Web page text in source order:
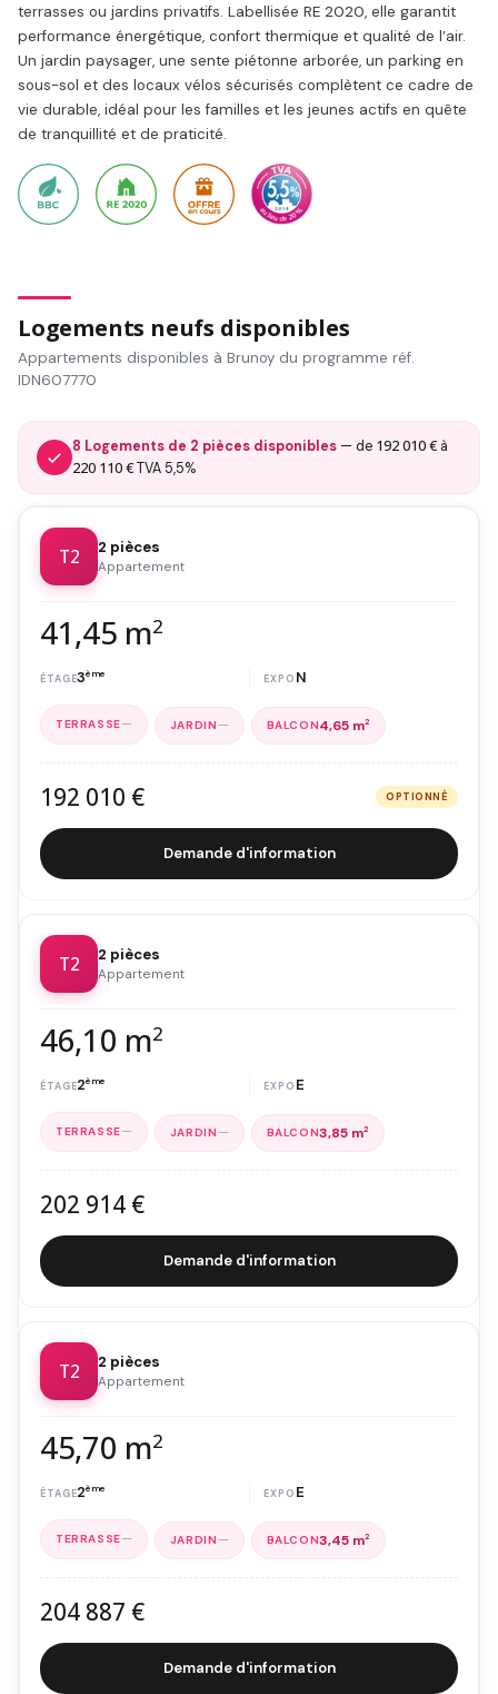
terrasses ou jardins privatifs. Labellisée RE 2020, elle garantit
performance énergétique, confort thermique et qualité de l’air.
Un jardin paysager, une sente piétonne arborée, un parking en
sous-sol et des locaux vélos sécurisés complètent ce cadre de
vie durable, idéal pour les familles et les jeunes actifs en quête
de tranquillité et de praticité.
Logements neufs disponibles
Appartements disponibles à Brunoy du programme réf.
IDN607770
8 Logements de 2 pièces disponibles — de 192 010 € à
220 110 €TVA 5,5%
T2 2 pièces
Appartement
41,45 m2
3ème N
— — 4,65 m2
192 010 € OPTIONNÉ
Demande d'information
T2 2 pièces
Appartement
46,10 m2
2ème E
— — 3,85 m2
202 914 €
Demande d'information
T2 2 pièces
Appartement
45,70 m2
2ème E
— — 3,45 m2
204 887 €
Demande d'information